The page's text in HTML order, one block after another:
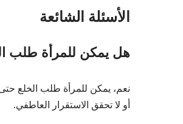
الأسئلة الشائعة
هل يمكن للمرأة طلب
نعم، يمكن للمرأة طلب الخلع
أو لا تحقق الاستقرار العاطفي.